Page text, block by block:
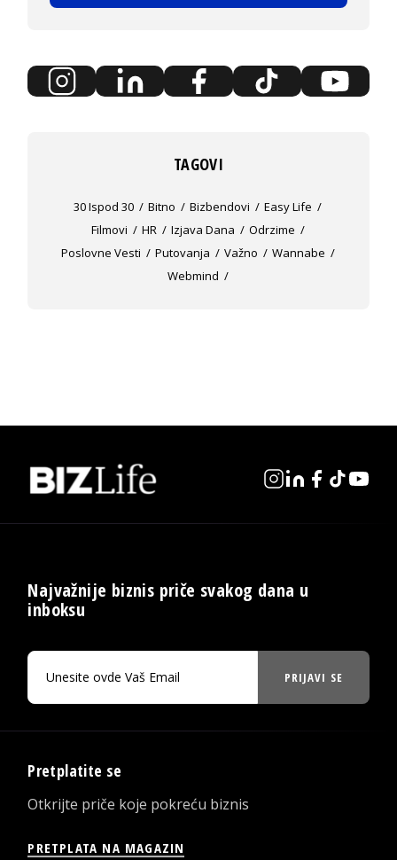
TAGOVI
30 Ispod 30 Bitno Bizbendovi
Easy Life
Filmovi
HR Izjava Dana
Odrzime
Poslovne Vesti
Putovanja Važno
Wannabe
Webmind
Najvažnije biznis priče svakog dana u
inboksu
PRIJAVI SE
Pretplatite se
Otkrijte priče koje pokreću biznis
PRETPLATA NA MAGAZIN